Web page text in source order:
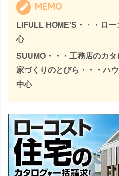
MEMO
LIFULL HOME'S・・・ロー
心
SUUMO・・・工務店のカタ
家づくりのとびら・・・ハ
中心